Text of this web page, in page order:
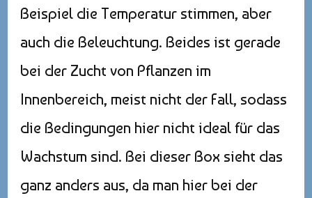
Beispiel die Temperatur stimmen, aber
auch die Beleuchtung. Beides ist gerade
bei der Zucht von Pflanzen im
Innenbereich, meist nicht der Fall, sodass
die Bedingungen hier nicht ideal für das
Wachstum sind. Bei dieser Box sieht das
ganz anders aus, da man hier bei der